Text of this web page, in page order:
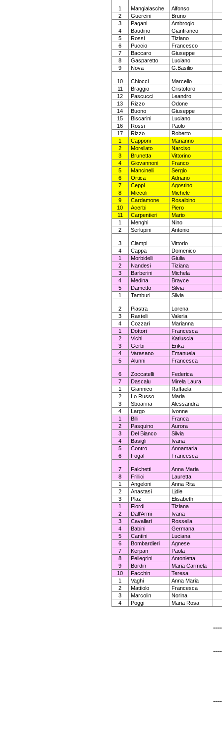
1 Mangialasche
Alfonso
2
Guercini
Bruno
3
Pagani
Ambrogio
4
Baudino
Gianfranco
5
Rossi
Tiziano
6
Puccio
Francesco
7
Baccaro
Giuseppe
8
Gasparetto
Luciano
9
Nova G.Basilio
10 Chiocci
Marcello
11
Braggio
Cristoforo
12
Pascucci
Leandro
13
Rizzo
Odone
14
Buono
Giuseppe
15
Biscarini
Luciano
16
Rossi
Paolo
17
Rizzo
Roberto
1
Capponi
Marianno
2
Morellato
Narciso
3
Brunetta
Vittorino
4
Giovannoni
Franco
5
Mancinelli
Sergio
6
Ortica
Adriano
7
Ceppi
Agostino
8
Miccoli
Michele
9
Cardamone
Rosalbino
10
Acerbi
Piero
11
Carpentieri
Mario
1
Menghi
Nino
2
Serlupini Antonio
3 Ciampi
Vittorio
4
Cappa
Domenico
1
Morbidelli
Giulia
2
Nandesi
Tiziana
3
Barberini
Michela
4
Medina
Brayce
5
Dametto
Silvia
1
Tamburi Silvia
2 Piastra
Lorena
3
Rastelli
Valeria
4
Cozzari
Marianna
1
Dottori
Francesca
2
Vichi
Katiuscia
3
Gerbi
Erika
4
Varasano
Emanuela
5
Alunni Francesca
6 Zoccatelli
Federica
7
Dascalu
Mirela Laura
1
Giannico
Raffaela
2
Lo Russo
Maria
3
Sboarina
Alessandra
4
Largo
Ivonne
1
Billi
Franca
2
Pasquino
Aurora
3
Del Bianco
Silvia
4
Basigli
Ivana
5
Contro
Annamaria
6
Fogal Francesca
7 Falchetti
Anna Maria
8
Frillici
Lauretta
1
Angeloni
Anna Rita
2
Anastasi
Ljdie
3
Plaz
Elisabeth
1
Fiordi
Tiziana
2
Dall'Armi
Ivana
3
Cavallari
Rossella
4
Babini
Germana
5
Cantini
Luciana
6
Bombardieri
Agnese
7
Kerpan
Paola
8
Pellegrini
Antonietta
9
Bordin
Maria Carmela
10
Facchin
Teresa
1
Vaghi
Anna Maria
2
Mattiolo
Francesca
3
Marcolin
Norina
4
Poggi Maria Rosa